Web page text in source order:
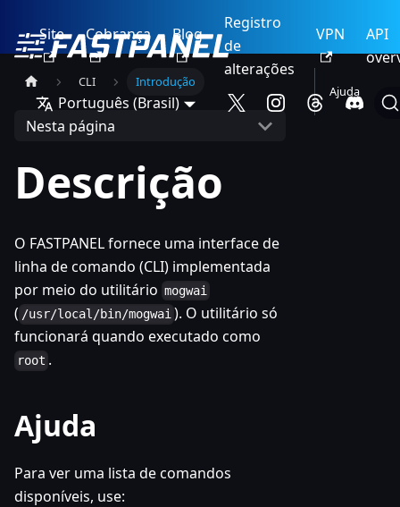
Site Cobrança Blog
Registro
de
alterações
VPN
API
Português (Brasil)
CLI Introdução
Nesta página
Descrição
O FASTPANEL fornece uma interface de
linha de comando (CLI) implementada
por meio do utilitário mogwai
( /usr/local/bin/mogwai ). O utilitário só
funcionará quando executado como
root .
Ajuda
Para ver uma lista de comandos
disponíveis, use:
Ajuda